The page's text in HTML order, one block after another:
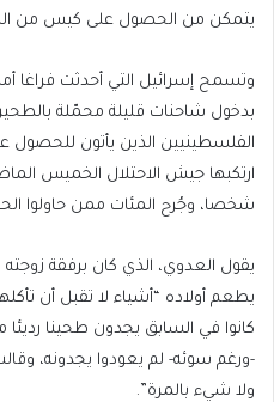
يتمكن من الحصول على كيس من
وتسمح إسرائيل التي أحدثت فراغا
بدخول شاحنات قليلة محمّلة
الفلسطينيين الذين يأتون للحصول
شخصا، وجُرح المئات ممن حاولوا
يقول العدوي، الذي كان برفقة
يطعم أولاده “أشياء لا تقبل أن
كانوا في السابق يجدون طحينا
-ورغم سوئه- لم يعودوا يجدونه،
ولا شيء بالمرة”.